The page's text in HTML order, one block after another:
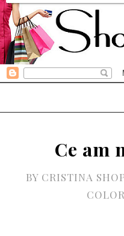
Ce am
BY CRISTINA